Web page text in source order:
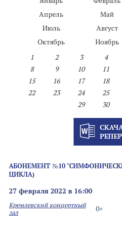
Апрель
Май
Июль
Август
Октябрь
Ноябрь
1
2 3 4
8
9 10 11
15
16 17 18
22
23 24 25
29
30
АБОНЕМЕНТ №10
ЦИКЛА)
27 февраля 2022 в 16:00
0+
Кремлевский концертный
зал